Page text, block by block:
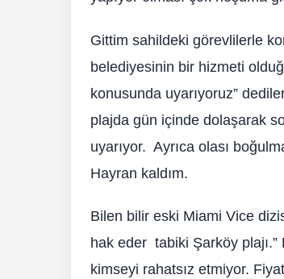
Gittim sahildeki görevlilerle
belediyesinin bir hizmeti
konusunda uyarıyoruz”
plajda gün içinde dolaşarak
uyarıyor. Ayrıca olası
Hayran kaldım.
Bilen bilir eski Miami Vice
hak eder tabiki Şarköy
kimseyi rahatsız etmiyor.